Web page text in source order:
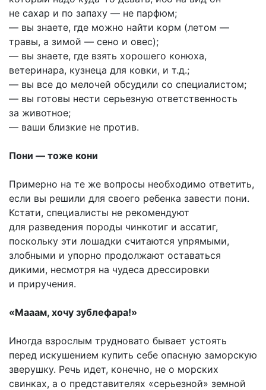
не сахар и по запаху — не парфюм;
— вы знаете, где можно найти корм (летом —
травы, а зимой — сено и овес);
— вы знаете, где взять хорошего конюха,
ветеринара, кузнеца для ковки, и т.д.;
— вы все до мелочей обсудили со специалистом;
— вы готовы нести серьезную ответственность
за животное;
— ваши близкие не против.
Пони — тоже кони
Примерно на те же вопросы необходимо ответить,
если вы решили для своего ребенка завести пони.
Кстати, специалисты не рекомендуют
для разведения породы чинкотиг и ассатиг,
поскольку эти лошадки считаются упрямыми,
злобными и упорно продолжают оставаться
дикими, несмотря на чудеса дрессировки
и приручения.
«Мааам, хочу зублефара!»
Иногда взрослым трудновато бывает устоять
перед искушением купить себе опасную заморскую
зверушку. Речь идет, конечно, не о морских
свинках, а о представителях «серьезной» земной